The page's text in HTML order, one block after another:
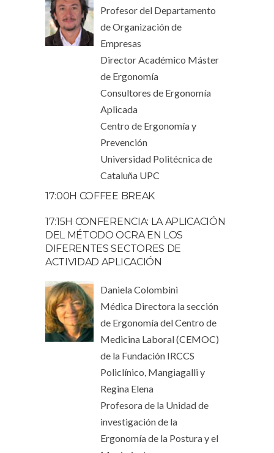
Profesor del Departamento
de Organización de
Empresas
Director Académico Máster
de Ergonomía
Consultores de Ergonomía
Aplicada
Centro de Ergonomía y
Prevención
Universidad Politécnica de
Cataluña UPC
17:00H COFFEE BREAK
17:15H CONFERENCIA: LA APLICACIÓN
DEL MÉTODO OCRA EN LOS
DIFERENTES SECTORES DE
ACTIVIDAD APLICACIÓN
Daniela Colombini
Médica Directora la sección
de Ergonomía del Centro de
Medicina Laboral (CEMOC)
de la Fundación IRCCS
Policlínico, Mangiagalli y
Regina Elena
Profesora de la Unidad de
investigación de la
Ergonomía de la Postura y el